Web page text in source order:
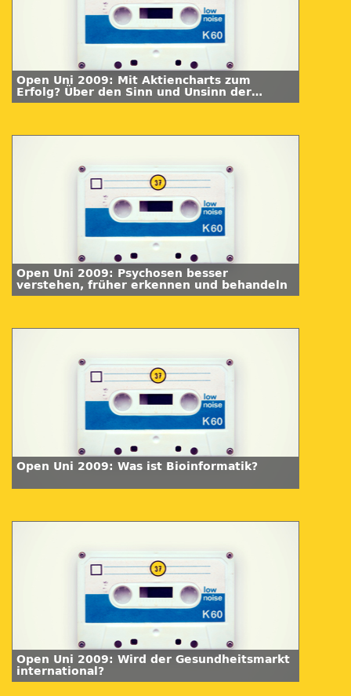
Open Uni 2009: Mit Aktiencharts zum
Erfolg? Über den Sinn und Unsinn der
technischen Analyse
Open Uni 2009: Psychosen besser
verstehen, früher erkennen und behandeln
Open Uni 2009: Was ist Bioinformatik?
Open Uni 2009: Wird der Gesundheitsmarkt
international?